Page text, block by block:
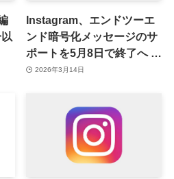
Instagram、エンドツーエ
ンド暗号化メッセージのサ
ポートを5月8日で終了へ ｰ
利用者が少なかった為
2026年3月14日